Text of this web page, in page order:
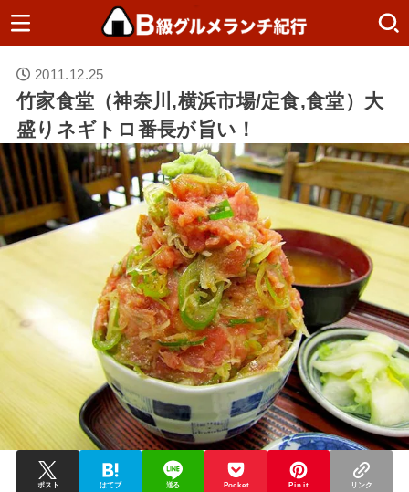
2011.12.25
竹家食堂（神奈川,横浜市場/定食,食堂）大
盛りネギトロ番長が旨い！
ポスト はてブ 送る Pocket Pin it リンク